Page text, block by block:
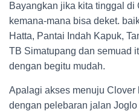
Bayangkan jika kita tinggal di
kemana-mana bisa deket.
Hatta, Pantai Indah Kapuk,
TB Simatupang dan semuad
dengan begitu mudah.
Apalagi akses menuju
dengan pelebaran jalan